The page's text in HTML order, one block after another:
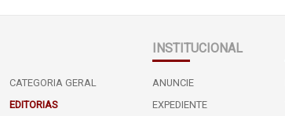
CATEGORIA GERAL
EDITORIAS
INSTITUCIONAL
ANUNCIE
EXPEDIENTE